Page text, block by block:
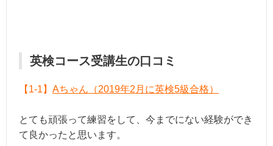
英検コース受講生の口コミ
【1-1】 Aちゃん（2019年2月に英検5級合格）
とても頑張って練習をして、今までにない経験ができ
て良かったと思います。